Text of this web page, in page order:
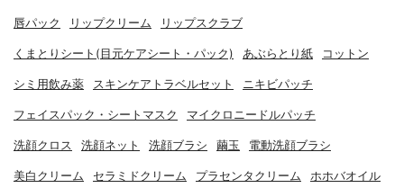
唇パック リップクリーム リップスクラブ
くまとりシート(目元ケアシート・パック) あぶらとり紙 コットン
シミ用飲み薬 スキンケアトラベルセット ニキビパッチ
フェイスパック・シートマスク マイクロニードルパッチ
洗顔クロス 洗顔ネット 洗顔ブラシ 繭玉 電動洗顔ブラシ
美白クリーム セラミドクリーム プラセンタクリーム ホホバオイル